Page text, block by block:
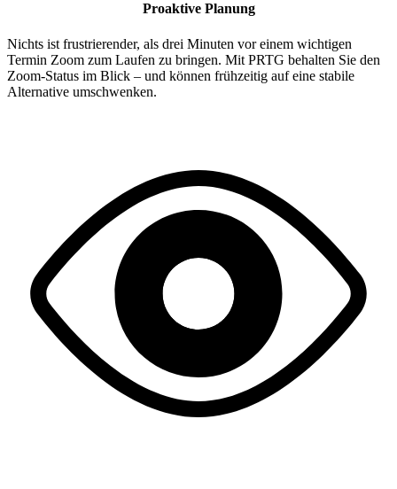
Proaktive Planung
Nichts ist frustrierender, als drei Minuten vor einem wichtigen
Termin Zoom zum Laufen zu bringen. Mit PRTG behalten Sie den
Zoom-Status im Blick – und können frühzeitig auf eine stabile
Alternative umschwenken.